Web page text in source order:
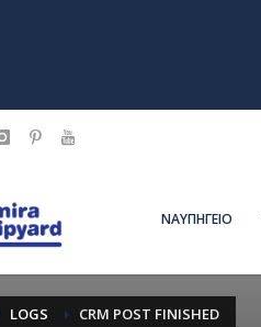
ΝΑΥΠΗΓΕΙΟ
LOGS CRM POST FINISHED